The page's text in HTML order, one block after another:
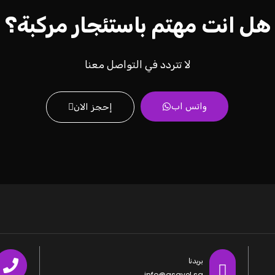
هل انت مهتم باستئجار مركبة؟
لا تتردد في التواصل معنا
واتس اب إحجز الان
بريدنا